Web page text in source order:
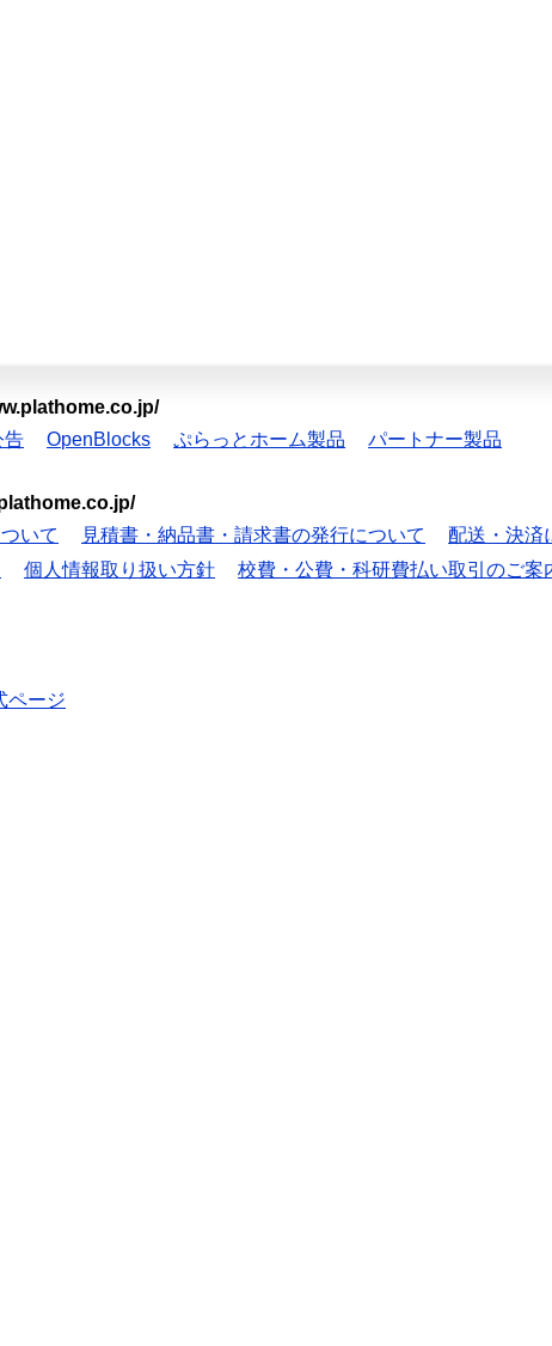
告 OpenBlocks ぷらっとホーム製品 パートナー製品
いて 見積書・納品書・請求書の発行について 配送・決済
個人情報取り扱い方針 校費・公費・科研費払い取引のご案
ページ